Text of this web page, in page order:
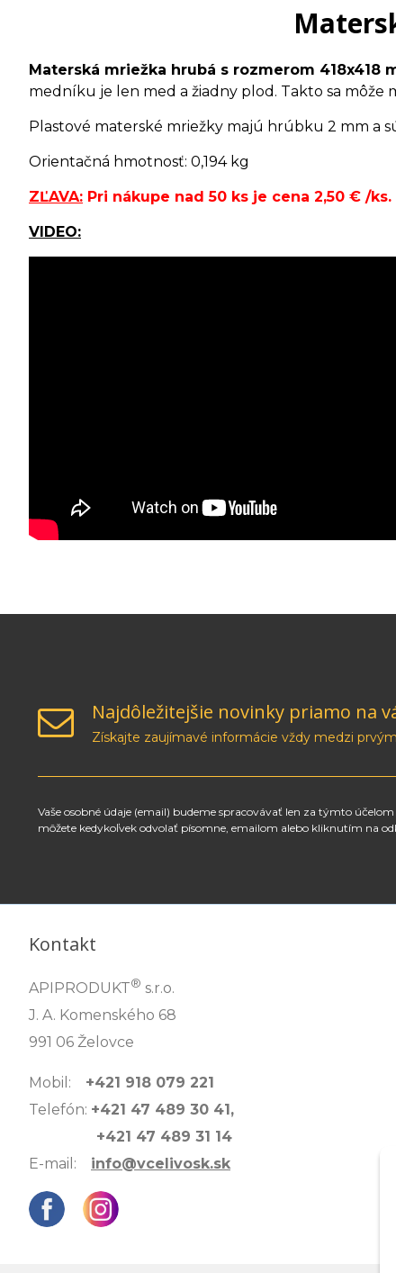
Materská mriežka hrubá s rozmerom 418x418
medníku je len med a žiadny plod. Takto sa môže
Plastové materské mriežky majú hrúbku 2 mm a
Orientačná hmotnosť: 0,194 kg
ZĽAVA: Pri nákupe nad 50 ks je cena 2,50 € /ks.
VIDEO:
Najdôležitejšie novinky priamo na
Získajte zaujímavé informácie vždy medzi
Vaše osobné údaje (email) budeme spracovávať len za týmto
môžete kedykoľvek odvolať písomne, emailom alebo kliknutím na
Kontakt
APIPRODUKT® s.r.o.
J. A. Komenského 68
991 06 Želovce
Mobil: +421 918 079 221
Telefón: +421 47 489 30 41,
+421 47 489 31 14
E-mail: info@vcelivosk.sk